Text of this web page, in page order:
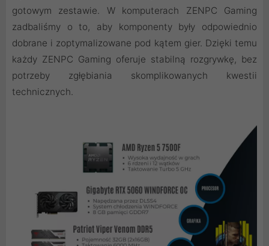
gotowym zestawie. W komputerach ZENPC Gaming
zadbaliśmy o to, aby komponenty były odpowiednio
dobrane i zoptymalizowane pod kątem gier. Dzięki temu
każdy ZENPC Gaming oferuje stabilną rozgrywkę, bez
potrzeby zgłębiania skomplikowanych kwestii
technicznych.